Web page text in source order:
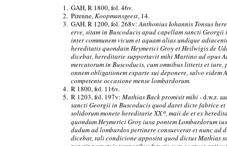
1. GAH, R 1800, fol. 46v.
2. Pirenne,Koopmansgeest, 14.
3. GAH, R 1200, fol. 268v:Anthonius Iohannis Tonsus
erve, sitam in Buscoducis apud capellam sancti
inter communem vicum et aquam alias undique
hereditatis quondain Heymerici Groy et Heilwigis de
dicebat, hereditarie supportavit mihi Martino ad opus
mercatorum in Buscoducis, cum omnibus litteris et
onnem obligationem exparte sui deponere, salvo
competente occasione mense lombardorum.
4. R 1800, fol. 116v.
5. R 1203, fol. 197v:Mathias Back promisit mihi- d.w.z.
sancti Georgii in Buscoducis quod daret dicte fabrice et
solidorum monete hereditarie XXa, maii de et ex
quondam Heymerici Groy iuxa pontem Lombardorum
dudum ad lombardos pertinere consueverat et nunc
dicebat, tali condicione apposita quod dictus Mathias